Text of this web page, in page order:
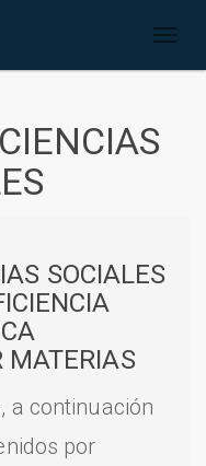
SOCIALES
MATERIAS
a continuación
por